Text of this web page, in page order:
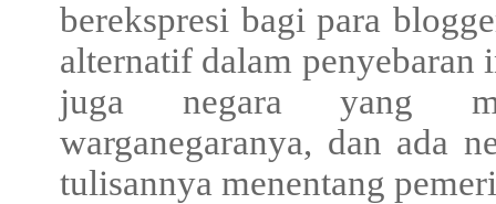
berekspresi bagi para
alternatif dalam penyebaran
juga negara yang
warganegaranya, dan ada
tulisannya menentang